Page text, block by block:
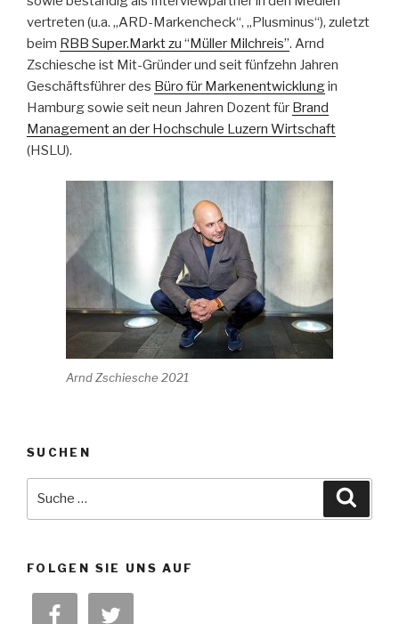
vertreten (u.a. „ARD-Markencheck“, „Plusminus“), zuletzt
beim RBB Super.Markt zu “Müller Milchreis”. Arnd
Zschiesche ist Mit-Gründer und seit fünfzehn Jahren
Geschäftsführer des Büro für Markenentwicklungin
Hamburg sowie seit neun Jahren Dozent für Brand
Management an der Hochschule Luzern Wirtschaft
(HSLU).
Arnd Zschiesche 2021
SUCHEN
FOLGEN SIE UNS AUF